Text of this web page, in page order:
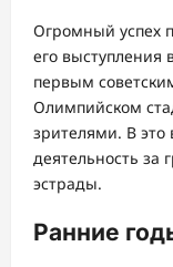
Огромный успех
его выступления
первым
Олимпийском
зрителями. В это
деятельность за
эстрады.
Ранние